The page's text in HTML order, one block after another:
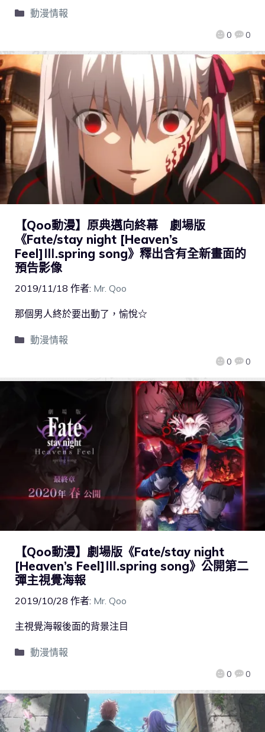
0 0
動漫情報
【Qoo動漫】原典邁向終幕 劇場版
《Fate/stay night [Heaven’s
Feel]Ⅲ.spring song》釋出含有全新畫面的
預告影像
2019/11/18 作者: Mr. Qoo
0 0
那個男人終於要出動了，愉悅☆
動漫情報
【Qoo動漫】劇場版《Fate/stay night
[Heaven’s Feel]Ⅲ.spring song》公開第二
彈主視覺海報
2019/10/28 作者: Mr. Qoo
0 0
主視覺海報後面的背景注目
動漫情報